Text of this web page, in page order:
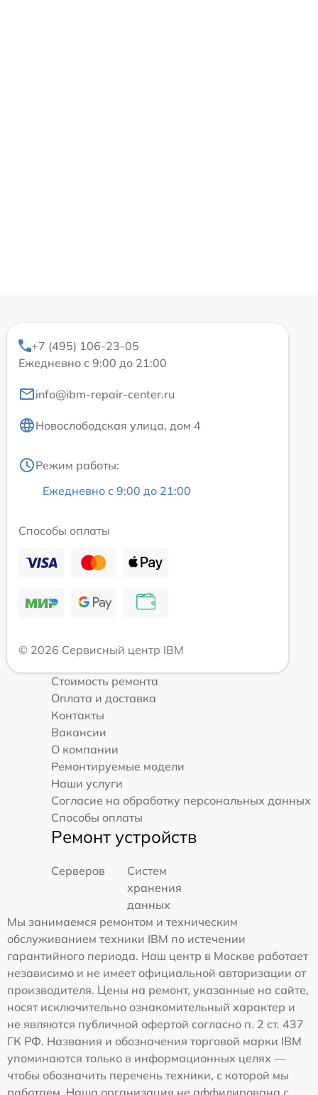
+7 (495) 106-23-05
Ежедневно с 9:00 до 21:00
info@ibm-repair-center.ru
Новослободская улица, дом 4
Режим работы:
Ежедневно с 9:00 до 21:00
Способы оплаты
© 2026 Сервисный центр IBM
Стоимость ремонта
Оплата и доставка
Контакты
Вакансии
О компании
Ремонтируемые модели
Наши услуги
Согласие на обработку персональных данных
Способы оплаты
Ремонт устройств
Серверов
Систем
хранения
данных
Мы занимаемся ремонтом и техническим
обслуживанием техники IBM по истечении
гарантийного периода. Наш центр в Москве работает
независимо и не имеет официальной авторизации от
производителя. Цены на ремонт, указанные на сайте,
носят исключительно ознакомительный характер и
не являются публичной офертой согласно п. 2 ст. 437
ГК РФ. Названия и обозначения торговой марки IBM
упоминаются только в информационных целях —
чтобы обозначить перечень техники, с которой мы